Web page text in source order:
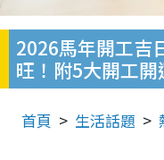
2026馬年開工吉
旺！附5大開工
首頁 生活話題